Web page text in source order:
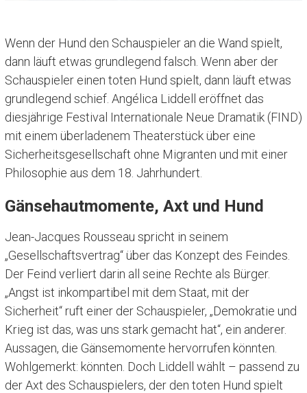
Wenn der Hund den Schauspieler an die Wand spielt,
dann läuft etwas grundlegend falsch. Wenn aber der
Schauspieler einen toten Hund spielt, dann läuft etwas
grundlegend schief. Angélica Liddell eröffnet das
diesjährige Festival Internationale Neue Dramatik (FIND)
mit einem überladenem Theaterstück über eine
Sicherheitsgesellschaft ohne Migranten und mit einer
Philosophie aus dem 18. Jahrhundert.
Gänsehautmomente, Axt und Hund
Jean-Jacques Rousseau spricht in seinem
„Gesellschaftsvertrag“ über das Konzept des Feindes.
Der Feind verliert darin all seine Rechte als Bürger.
„Angst ist inkompartibel mit dem Staat, mit der
Sicherheit“ ruft einer der Schauspieler, „Demokratie und
Krieg ist das, was uns stark gemacht hat“, ein anderer.
Aussagen, die Gänsemomente hervorrufen könnten.
Wohlgemerkt: könnten. Doch Liddell wählt – passend zu
der Axt des Schauspielers, der den toten Hund spielt